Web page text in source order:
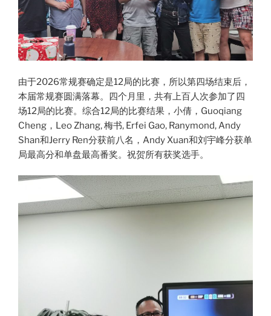
由于2026常规赛确定是12局的比赛，所以第四场结束后，
本届常规赛圆满落幕。四个月里，共有上百人次参加了四
场12局的比赛。综合12局的比赛结果，小倩，Guoqiang
Cheng，Leo Zhang, 梅书, Erfei Gao, Ranymond, Andy
Shan和Jerry Ren分获前八名，Andy Xuan和刘宇峰分获单
局最高分和单盘最高番奖。祝贺所有获奖选手。